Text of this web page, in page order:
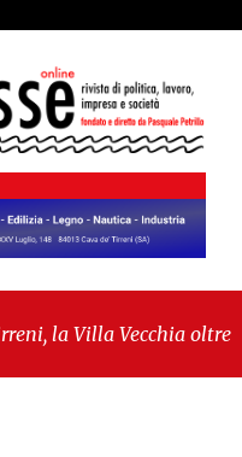
Villa Vecchia oltre i
chiarezza!”"